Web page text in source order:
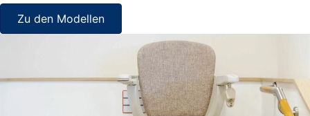
Zu den Modellen